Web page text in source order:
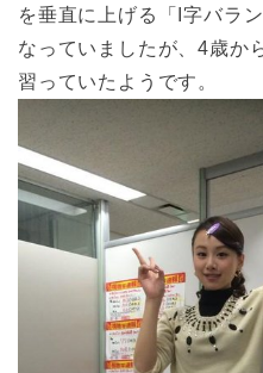
を垂直に上げる「I字バラ
なっていましたが、4歳か
習っていたようです。